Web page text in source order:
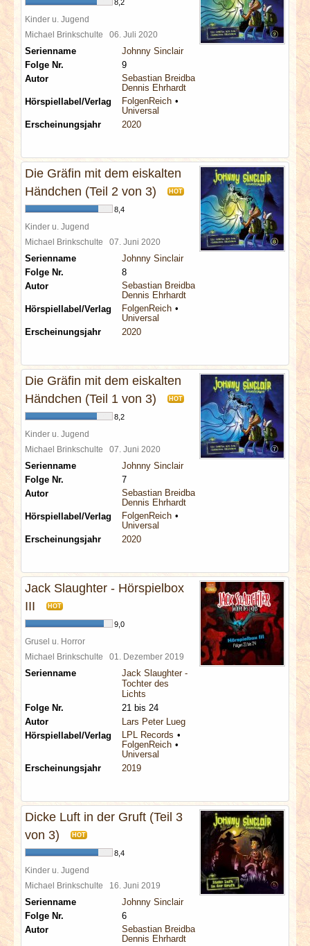
8,2
Kinder u. Jugend
Michael Brinkschulte 06. Juli 2020
Serienname
Johnny Sinclair
Folge Nr.
9
Autor
Sebastian Breidbach
Dennis Ehrhardt
Hörspiellabel/Verlag
FolgenReich
Universal
Erscheinungsjahr
2020
Die Gräfin mit dem eiskalten
Händchen (Teil 2 von 3)
HOT
8,4
Kinder u. Jugend
Michael Brinkschulte 07. Juni 2020
Serienname
Johnny Sinclair
Folge Nr.
8
Autor
Sebastian Breidbach
Dennis Ehrhardt
Hörspiellabel/Verlag
FolgenReich
Universal
Erscheinungsjahr
2020
Die Gräfin mit dem eiskalten
Händchen (Teil 1 von 3)
HOT
8,2
Kinder u. Jugend
Michael Brinkschulte 07. Juni 2020
Serienname
Johnny Sinclair
Folge Nr.
7
Autor
Sebastian Breidbach
Dennis Ehrhardt
Hörspiellabel/Verlag
FolgenReich
Universal
Erscheinungsjahr
2020
Jack Slaughter - Hörspielbox
III
HOT
9,0
Grusel u. Horror
Michael Brinkschulte 01. Dezember 2019
Serienname
Jack Slaughter -
Tochter des
Lichts
Folge Nr.
21 bis 24
Autor
Lars Peter Lueg
Hörspiellabel/Verlag
LPL Records
FolgenReich
Universal
Erscheinungsjahr
2019
Dicke Luft in der Gruft (Teil 3
von 3)
HOT
8,4
Kinder u. Jugend
Michael Brinkschulte 16. Juni 2019
Serienname
Johnny Sinclair
Folge Nr.
6
Autor
Sebastian Breidbach
Dennis Ehrhardt